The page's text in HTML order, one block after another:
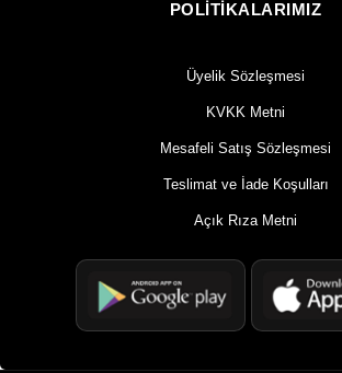
POLİTİKALARIMIZ
Üyelik Sözleşmesi
KVKK Metni
Mesafeli Satış Sözleşmesi
Teslimat ve İade Koşulları
Açık Rıza Metni